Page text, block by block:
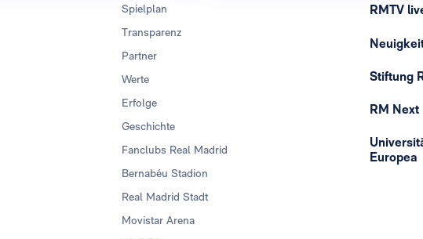
Spielplan
Transparenz
Partner
Werte
Erfolge
Geschichte
Fanclubs Real Madrid
Bernabéu Stadion
Real Madrid Stadt
Movistar Arena
RMTV
Stiftung
RM Next
Europea